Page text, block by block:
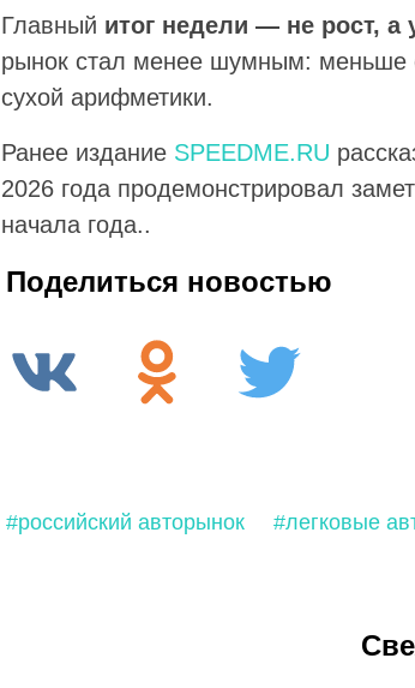
Главный итог недели — не рост, а
рынок стал менее шумным: меньше
сухой арифметики.
Ранее издание SPEEDME.RU
2026 года продемонстрировал
начала года..
Поделиться новостью
#российский авторынок #легковые